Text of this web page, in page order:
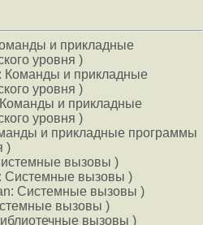
и прикладные
уровня )
Команды и прикладные
уровня )
и прикладные
уровня )
и прикладные программы
)
вызовы )
Системные вызовы )
Системные вызовы )
вызовы )
вызовы )